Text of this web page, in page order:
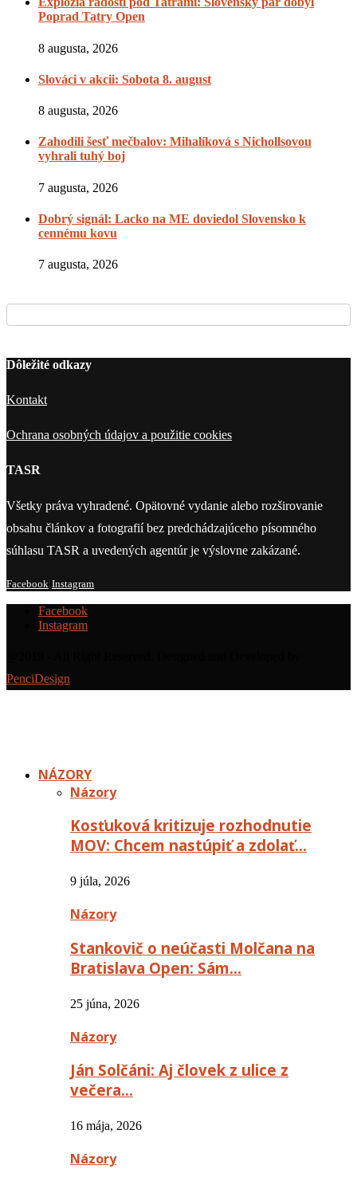
Poprad Tatry Open
8 augusta, 2026
Slováci v akcii: Sobota 8. august
8 augusta, 2026
Zahodili šesť mečbalov: Mihalíková s Nichollsovou
vyhrali tuhý boj
7 augusta, 2026
Dobrý signál: Lacko na ME doviedol Slovensko k
cennému kovu
7 augusta, 2026
Dôležité odkazy
Kontakt
Ochrana osobných údajov a použitie cookies
TASR
Všetky práva vyhradené. Opätovné vydanie alebo rozširovanie
obsahu článkov a fotografií bez predchádzajúceho písomného
súhlasu TASR a uvedených agentúr je výslovne zakázané.
Facebook Instagram
Facebook
Instagram
PenciDesign
NÁZORY
Názory
Kosťuková kritizuje rozhodnutie
MOV: Chcem nastúpiť a zdolať…
9 júla, 2026
Názory
Stankovič o neúčasti Molčana na
Bratislava Open: Sám…
25 júna, 2026
Názory
Ján Solčáni: Aj človek z ulice z
večera…
16 mája, 2026
Názory